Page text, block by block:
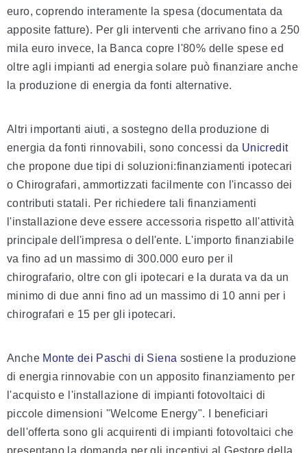
euro, coprendo interamente la spesa (documentata da
apposite fatture). Per gli interventi che arrivano fino a 250
mila euro invece, la Banca copre l'80% delle spese ed
oltre agli impianti ad energia solare può finanziare anche
la produzione di energia da fonti alternative.
Altri importanti aiuti, a sostegno della produzione di
energia da fonti rinnovabili, sono concessi da Unicredit
che propone due tipi di soluzioni:finanziamenti ipotecari
o Chirografari, ammortizzati facilmente con l'incasso dei
contributi statali. Per richiedere tali finanziamenti
l'installazione deve essere accessoria rispetto all'attività
principale dell'impresa o dell'ente. L'importo finanziabile
va fino ad un massimo di 300.000 euro per il
chirografario, oltre con gli ipotecari e la durata va da un
minimo di due anni fino ad un massimo di 10 anni per i
chirografari e 15 per gli ipotecari.
Anche Monte dei Paschi di Siena sostiene la produzione
di energia rinnovabie con un apposito finanziamento per
l'acquisto e l'installazione di impianti fotovoltaici di
piccole dimensioni "Welcome Energy". I beneficiari
dell'offerta sono gli acquirenti di impianti fotovoltaici che
presentano la domanda per gli incentivi al Gestore della